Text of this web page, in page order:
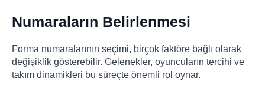
Numaraların Belirlenmesi
Forma numaralarının seçimi, birçok faktöre bağlı olarak
değişiklik gösterebilir. Gelenekler, oyuncuların tercihi ve
takım dinamikleri bu süreçte önemli rol oynar.